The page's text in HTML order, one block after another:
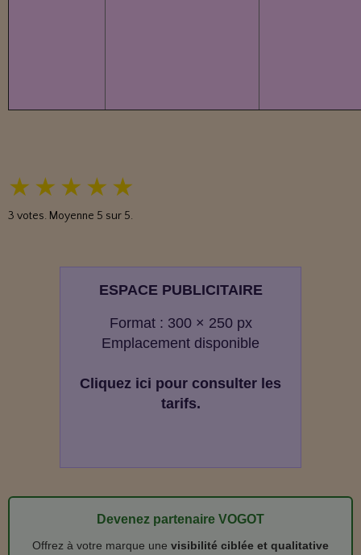
★ ★ ★ ★ ★
3 votes. Moyenne 5 sur 5.
ESPACE PUBLICITAIRE
Format : 300 × 250 px
Emplacement disponible
Cliquez ici pour consulter les
tarifs.
Devenez partenaire VOGOT
Offrez à votre marque une visibilité ciblée et qualitative